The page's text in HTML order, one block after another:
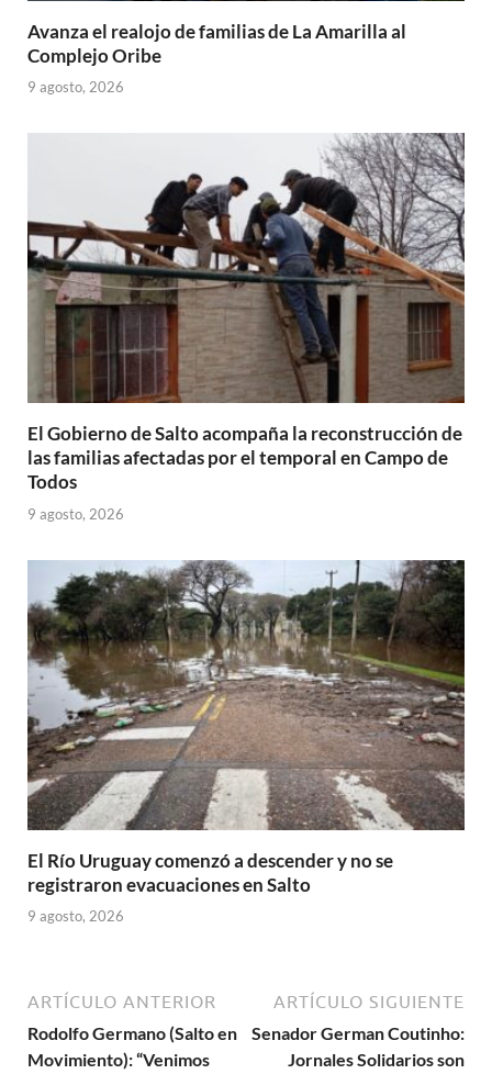
Avanza el realojo de familias de La Amarilla al
Complejo Oribe
9 agosto, 2026
El Gobierno de Salto acompaña la reconstrucción de
las familias afectadas por el temporal en Campo de
Todos
9 agosto, 2026
El Río Uruguay comenzó a descender y no se
registraron evacuaciones en Salto
9 agosto, 2026
ARTÍCULO ANTERIOR
Rodolfo Germano (Salto en
Movimiento): “Venimos
ARTÍCULO SIGUIENTE
Senador German Coutinho:
Jornales Solidarios son